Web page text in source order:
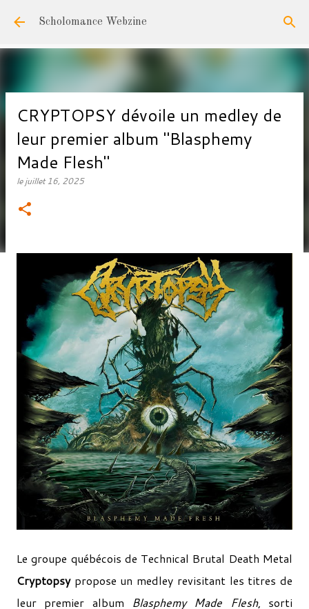
Accéder au contenu principal
Scholomance Webzine
CRYPTOPSY dévoile un medley de
leur premier album "Blasphemy
Made Flesh"
lejuillet 16, 2025
Le groupe québécois de Technical Brutal Death Metal
Cryptopsy propose un medley revisitant les titres de
leur premier album Blasphemy Made Flesh, sorti